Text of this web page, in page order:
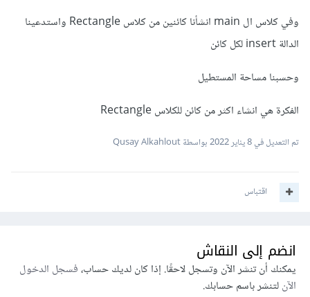
وفي كلاس ال main انشأنا كائنين من كلاس Rectangle واستدعينا
الدالة insert لكل كائن
وحسبنا مساحة المستطيل
الفكرة هي انشاء اكثر من كائن للكلاس Rectangle
تم التعديل في8 يناير 2022 بواسطة Qusay Alkahlout
اقتباس
انضم إلى النقاش
يمكنك أن تنشر الآن وتسجل لاحقًا. إذا كان لديك حساب،فسجل الدخول
الآنلتنشر باسم حسابك.